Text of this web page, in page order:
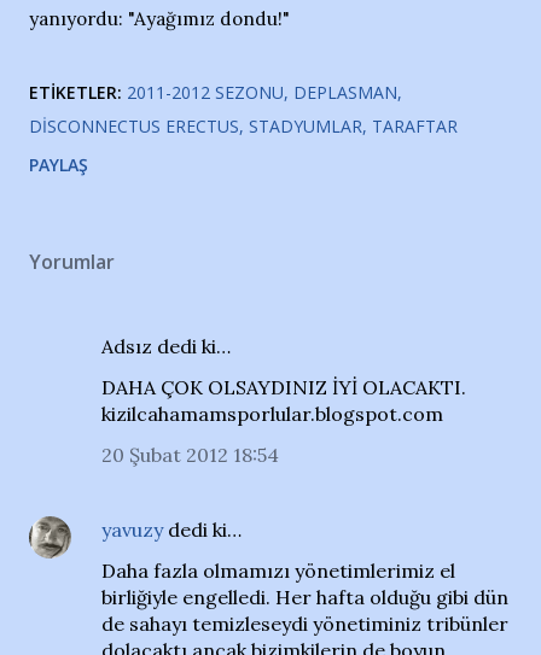
yanıyordu: "Ayağımız dondu!"
ETIKETLER: 2011-2012 SEZONU DEPLASMAN
DISCONNECTUS ERECTUS STADYUMLAR TARAFTAR
PAYLAŞ
Yorumlar
Adsız dedi ki…
DAHA ÇOK OLSAYDINIZ İYİ OLACAKTI.
kizilcahamamsporlular.blogspot.com
20 Şubat 2012 18:54
yavuzydedi ki…
Daha fazla olmamızı yönetimlerimiz el
birliğiyle engelledi. Her hafta olduğu gibi dün
de sahayı temizleseydi yönetiminiz tribünler
dolacaktı ancak bizimkilerin de boyun